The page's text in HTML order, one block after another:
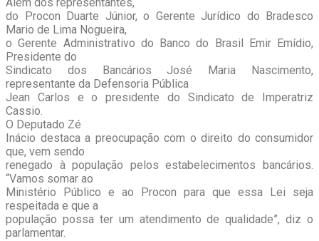
do Procon Duarte Júnior, o Gerente Jurídico do Bradesco
Mario de Lima Nogueira,
o Gerente Administrativo do Banco do Brasil Emir Emídio,
Presidente do
Sindicato dos Bancários José Maria Nascimento,
representante da Defensoria Pública
Jean Carlos e o presidente do Sindicato de Imperatriz
Cassio.
O Deputado Zé
Inácio destaca a preocupação com o direito do consumidor
que, vem sendo
renegado à população pelos estabelecimentos bancários.
“Vamos somar ao
Ministério Público e ao Procon para que essa Lei seja
respeitada e que a
população possa ter um atendimento de qualidade”, diz o
parlamentar.